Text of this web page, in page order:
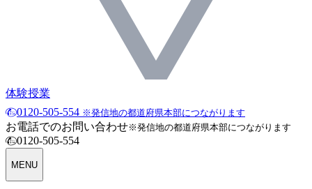
体験授業
0120-505-554 ※発信地の都道府県本部につながります
お電話でのお問い合わせ※発信地の都道府県本部につながります
0120-505-554
MENU